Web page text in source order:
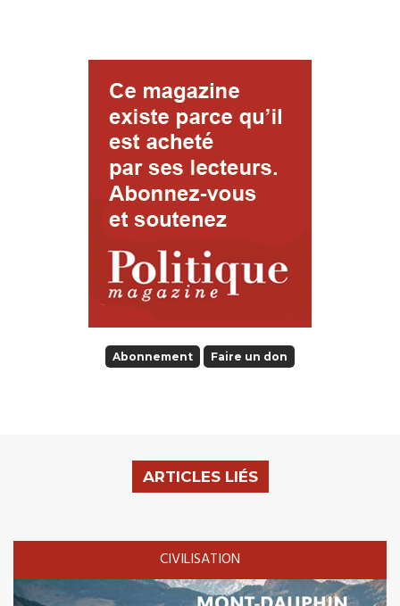
Abonnement Faire un don
ARTICLES LIÉS
CIVILISATION